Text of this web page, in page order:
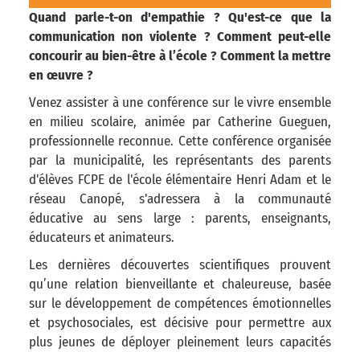
Quand parle-t-on d'empathie ? Qu'est-ce que la
communication non violente ? Comment peut-elle
concourir au bien-être à l’école ? Comment la mettre
en œuvre ?
Venez assister à une conférence sur le vivre ensemble
en milieu scolaire, animée par Catherine Gueguen,
professionnelle reconnue. Cette conférence organisée
par la municipalité, les représentants des parents
d'élèves FCPE de l'école élémentaire Henri Adam et le
réseau Canopé, s'adressera à la communauté
éducative au sens large : parents, enseignants,
éducateurs et animateurs.
Les dernières découvertes scientifiques prouvent
qu’une relation bienveillante et chaleureuse, basée
sur le développement de compétences émotionnelles
et psychosociales, est décisive pour permettre aux
plus jeunes de déployer pleinement leurs capacités